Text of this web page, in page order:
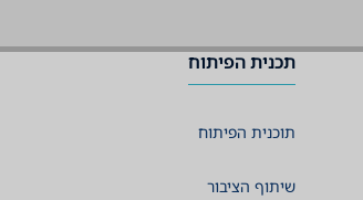
תכנית הפיתוח
תוכנית הפיתוח
שיתוף הציבור